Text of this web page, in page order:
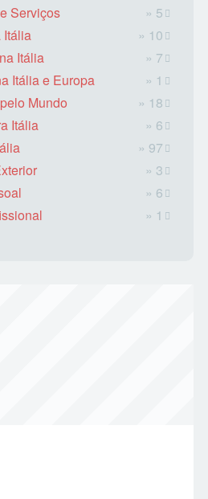
Serviços
» 5
Itália
» 10
Itália
» 7
Itália e Europa
» 1
Mundo
» 18
Itália
» 6
» 97
» 3
» 6
» 1